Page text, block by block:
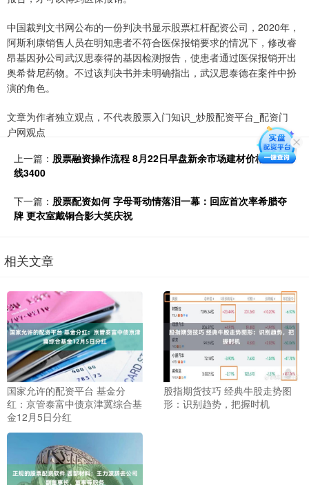
中国裁判文书网公布的一份判决书显示股票杠杆配资公司，2020年，
阿斯利康销售人员在明知患者不符合医保报销要求的情况下，修改睿
昂基因孙公司武汉思泰得的基因检测报告，使患者通过医保报销开出
奥希替尼药物。不过该判决书并未明确指出，武汉思泰德在案件中扮
演的角色。
文章为作者独立观点，不代表股票入门知识_炒股配资平台_配资门
户网观点
上一篇： 股票融资操作流程 8月22日早盘新余市场建材价格稳。高
线3400
下一篇： 股票配资如何 字母哥动情落泪一幕：回应首次率希腊夺
牌 更衣室戴铜合影大笑庆祝
相关文章
国家允许的配资平台 基金分
红：京管泰富中债京津冀综合基
金12月5日分红
股指期货技巧 经典牛股走势图
形：识别趋势，把握时机